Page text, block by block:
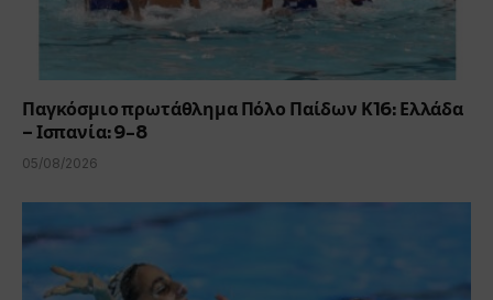
Παγκόσμιο πρωτάθλημα Πόλο Παίδων Κ16: Ελλάδα
– Ισπανία: 9-8
05/08/2026